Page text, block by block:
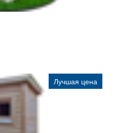
Лучшая цена